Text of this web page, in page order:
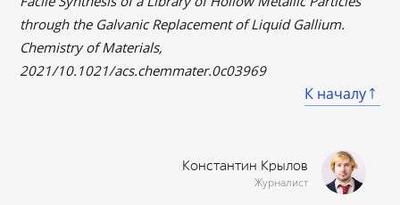
through the Galvanic Replacement of Liquid Gallium.
Chemistry of Materials,
2021/10.1021/acs.chemmater.0c03969
К началу
Константин Крылов
Журналист